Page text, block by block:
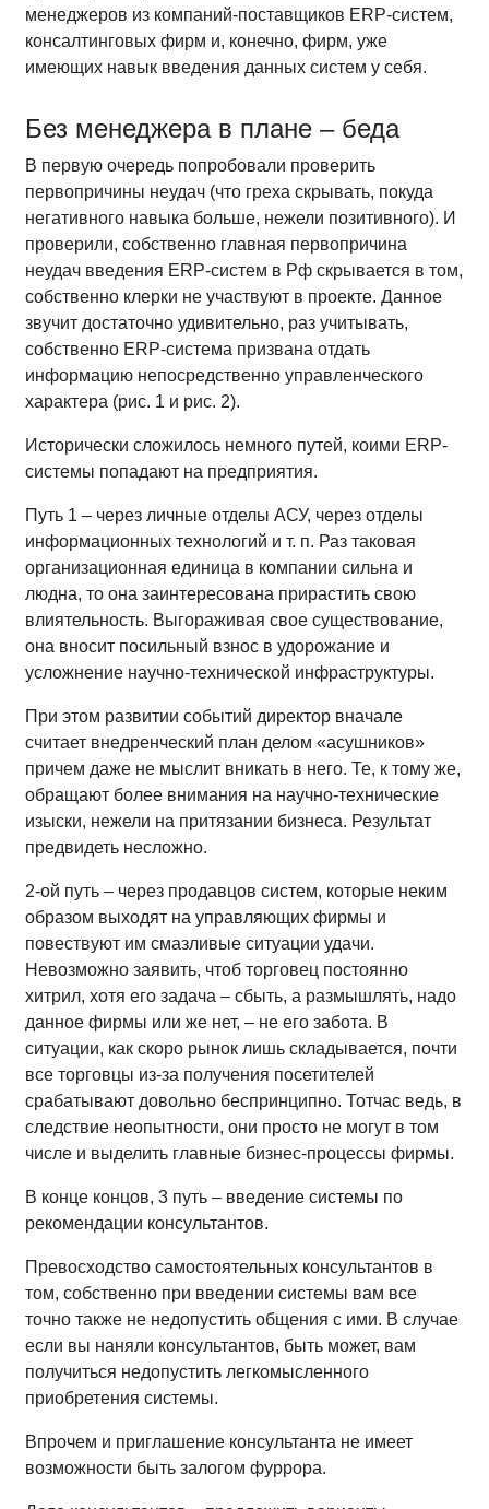
менеджеров из компаний-поставщиков ERP-систем,
консалтинговых фирм и, конечно, фирм, уже
имеющих навык введения данных систем у себя.
Без менеджера в плане – беда
В первую очередь попробовали проверить
первопричины неудач (что греха скрывать, покуда
негативного навыка больше, нежели позитивного). И
проверили, собственно главная первопричина
неудач введения ERP-систем в Рф скрывается в том,
собственно клерки не участвуют в проекте. Данное
звучит достаточно удивительно, раз учитывать,
собственно ERP-система призвана отдать
информацию непосредственно управленческого
характера (рис. 1 и рис. 2).
Исторически сложилось немного путей, коими ERP-
системы попадают на предприятия.
Путь 1 – через личные отделы АСУ, через отделы
информационных технологий и т. п. Раз таковая
организационная единица в компании сильна и
людна, то она заинтересована прирастить свою
влиятельность. Выгораживая свое существование,
она вносит посильный взнос в удорожание и
усложнение научно-технической инфраструктуры.
При этом развитии событий директор вначале
считает внедренческий план делом «асушников»
причем даже не мыслит вникать в него. Те, к тому же,
обращают более внимания на научно-технические
изыски, нежели на притязании бизнеса. Результат
предвидеть несложно.
2-ой путь – через продавцов систем, которые неким
образом выходят на управляющих фирмы и
повествуют им смазливые ситуации удачи.
Невозможно заявить, чтоб торговец постоянно
хитрил, хотя его задача – сбыть, а размышлять, надо
данное фирмы или же нет, – не его забота. В
ситуации, как скоро рынок лишь складывается, почти
все торговцы из-за получения посетителей
срабатывают довольно беспринципно. Тотчас ведь, в
следствие неопытности, они просто не могут в том
числе и выделить главные бизнес-процессы фирмы.
В конце концов, 3 путь – введение системы по
рекомендации консультантов.
Превосходство самостоятельных консультантов в
том, собственно при введении системы вам все
точно также не недопустить общения с ими. В случае
если вы наняли консультантов, быть может, вам
получиться недопустить легкомысленного
приобретения системы.
Впрочем и приглашение консультанта не имеет
возможности быть залогом фуррора.